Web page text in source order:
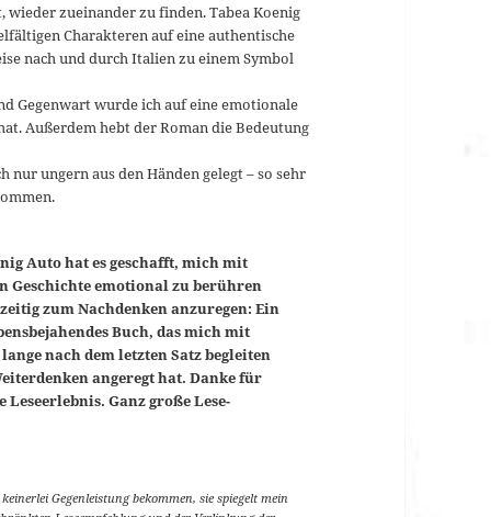
wieder zueinander zu finden. Tabea Koenig
Charakteren auf eine authentische
nach und durch Italien zu einem Symbol
Gegenwart wurde ich auf eine emotionale
Außerdem hebt der Roman die Bedeutung
nur ungern aus den Händen gelegt – so sehr
Auto hat es geschafft, mich mit
Geschichte emotional zu berühren
zum Nachdenken anzuregen: Ein
Buch, das mich mit
nach dem letzten Satz begleiten
angeregt hat. Danke für
Leseerlebnis. Ganz große Lese-
Gegenleistung bekommen, sie spiegelt mein